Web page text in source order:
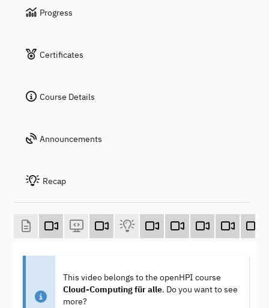
Progress
Certificates
Course Details
Announcements
Recap
This video belongs to the openHPI course
Cloud-Computing für alle. Do you want to see
more?